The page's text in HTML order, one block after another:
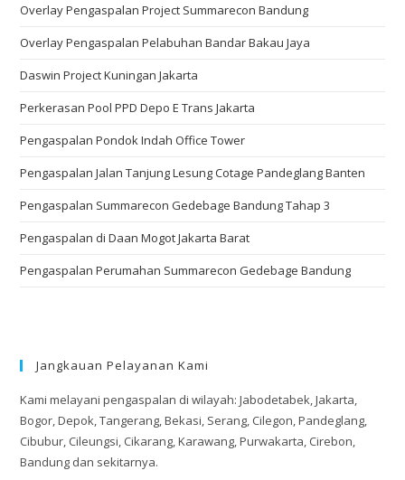
Overlay Pengaspalan Project Summarecon Bandung
Overlay Pengaspalan Pelabuhan Bandar Bakau Jaya
Daswin Project Kuningan Jakarta
Perkerasan Pool PPD Depo E Trans Jakarta
Pengaspalan Pondok Indah Office Tower
Pengaspalan Jalan Tanjung Lesung Cotage Pandeglang Banten
Pengaspalan Summarecon Gedebage Bandung Tahap 3
Pengaspalan di Daan Mogot Jakarta Barat
Pengaspalan Perumahan Summarecon Gedebage Bandung
Jangkauan Pelayanan Kami
Kami melayani pengaspalan di wilayah: Jabodetabek, Jakarta,
Bogor, Depok, Tangerang, Bekasi, Serang, Cilegon, Pandeglang,
Cibubur, Cileungsi, Cikarang, Karawang, Purwakarta, Cirebon,
Bandung dan sekitarnya.